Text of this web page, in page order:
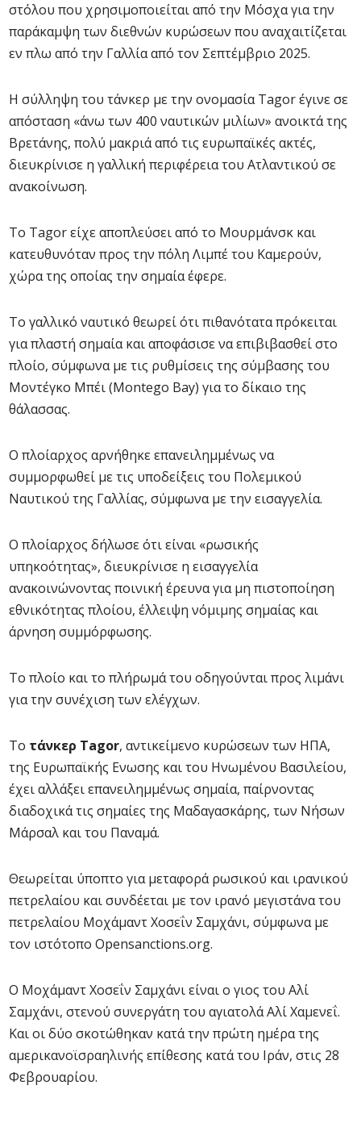
στόλου που χρησιμοποιείται από την Μόσχα για την
παράκαμψη των διεθνών κυρώσεων που αναχαιτίζεται
εν πλω από την Γαλλία από τον Σεπτέμβριο 2025.
Η σύλληψη του τάνκερ με την ονομασία Tagor έγινε σε
απόσταση «άνω των 400 ναυτικών μιλίων» ανοικτά της
Βρετάνης, πολύ μακριά από τις ευρωπαϊκές ακτές,
διευκρίνισε η γαλλική περιφέρεια του Ατλαντικού σε
ανακοίνωση.
Το Tagor είχε αποπλεύσει από το Μουρμάνσκ και
κατευθυνόταν προς την πόλη Λιμπέ του Καμερούν,
χώρα της οποίας την σημαία έφερε.
Το γαλλικό ναυτικό θεωρεί ότι πιθανότατα πρόκειται
για πλαστή σημαία και αποφάσισε να επιβιβασθεί στο
πλοίο, σύμφωνα με τις ρυθμίσεις της σύμβασης του
Μοντέγκο Μπέι (Montego Bay) για το δίκαιο της
θάλασσας.
Ο πλοίαρχος αρνήθηκε επανειλημμένως να
συμμορφωθεί με τις υποδείξεις του Πολεμικού
Ναυτικού της Γαλλίας, σύμφωνα με την εισαγγελία.
Ο πλοίαρχος δήλωσε ότι είναι «ρωσικής
υπηκοότητας», διευκρίνισε η εισαγγελία
ανακοινώνοντας ποινική έρευνα για μη πιστοποίηση
εθνικότητας πλοίου, έλλειψη νόμιμης σημαίας και
άρνηση συμμόρφωσης.
Το πλοίο και το πλήρωμά του οδηγούνται προς λιμάνι
για την συνέχιση των ελέγχων.
Το τάνκερ Tagor, αντικείμενο κυρώσεων των ΗΠΑ,
της Ευρωπαϊκής Ενωσης και του Ηνωμένου Βασιλείου,
έχει αλλάξει επανειλημμένως σημαία, παίρνοντας
διαδοχικά τις σημαίες της Μαδαγασκάρης, των Νήσων
Μάρσαλ και του Παναμά.
Θεωρείται ύποπτο για μεταφορά ρωσικού και ιρανικού
πετρελαίου και συνδέεται με τον ιρανό μεγιστάνα του
πετρελαίου Μοχάμαντ Χοσεΐν Σαμχάνι, σύμφωνα με
τον ιστότοπο Opensanctions.org.
Ο Μοχάμαντ Χοσεΐν Σαμχάνι είναι ο γιος του Αλί
Σαμχάνι, στενού συνεργάτη του αγιατολά Αλί Χαμενεΐ.
Και οι δύο σκοτώθηκαν κατά την πρώτη ημέρα της
αμερικανοϊσραηλινής επίθεσης κατά του Ιράν, στις 28
Φεβρουαρίου.